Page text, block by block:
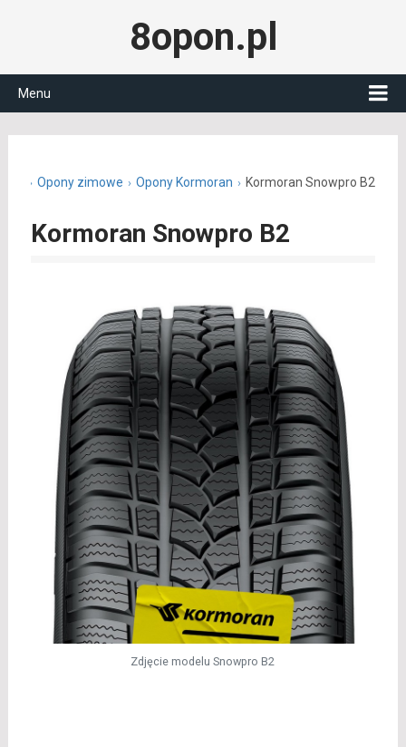
8opon.pl
Menu
Opony zimowe Opony Kormoran Kormoran Snowpro B2
Kormoran Snowpro B2
Zdjęcie modelu Snowpro B2